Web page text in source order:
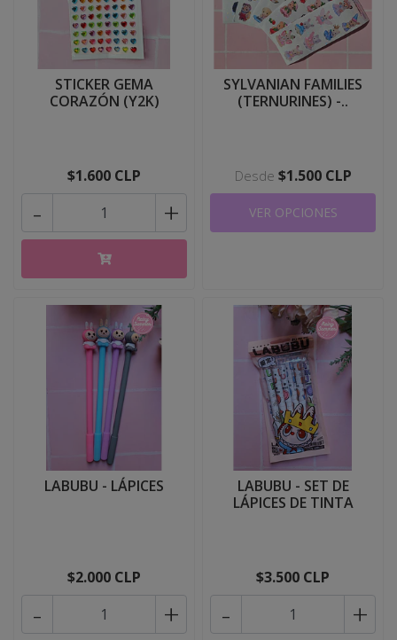
STICKER GEMA
CORAZÓN (Y2K)
$1.600 CLP
+
-
SYLVANIAN FAMILIES
(TERNURINES) -..
Desde $1.500 CLP
VER OPCIONES
LABUBU - LÁPICES
$2.000 CLP
+
-
LABUBU - SET DE
LÁPICES DE TINTA
$3.500 CLP
+
-